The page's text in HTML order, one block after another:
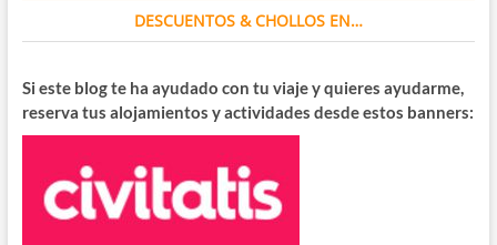
DESCUENTOS & CHOLLOS EN…
Si este blog te ha ayudado con tu viaje y quieres ayudarme,
reserva tus alojamientos y actividades desde estos banners: